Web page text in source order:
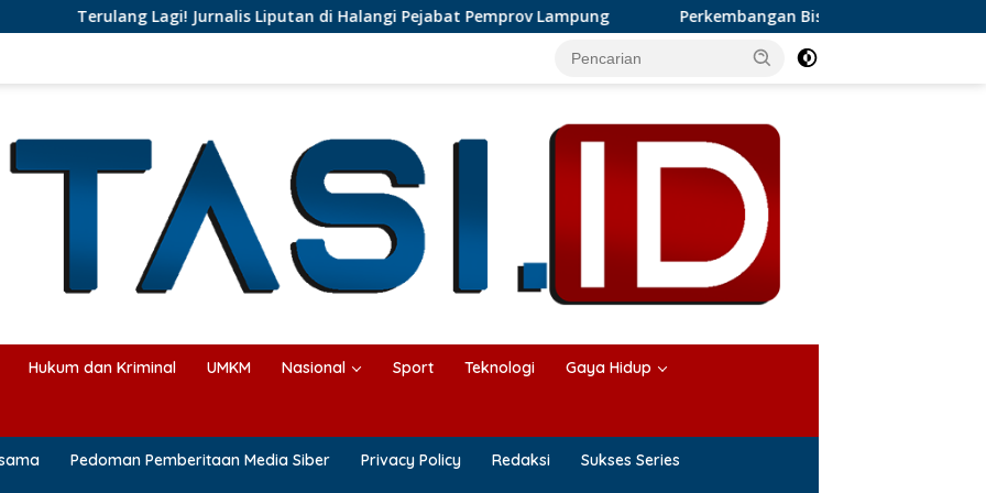
Jurnalis Liputan di Halangi Pejabat Pemprov Lampung Perkembangan Bisnis Karangan Bunga di Lampung dan
Hukum dan Kriminal UMKM Nasional Sport Teknologi Gaya Hidup
Pedoman Pemberitaan Media Siber Privacy Policy Redaksi Sukses Series